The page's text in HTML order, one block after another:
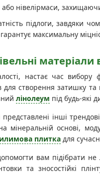
нівелірмаси,
підлоги, завдяки
максимальну
настає час вибору
створення затишку
лінолеум під будь-які
інші
мінеральній основі,
плитка для
вам підібрати
та зносостійкі